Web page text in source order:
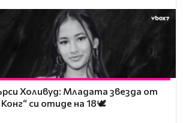
Холивуд: Младата звезда от
си отиде на 18🕊️